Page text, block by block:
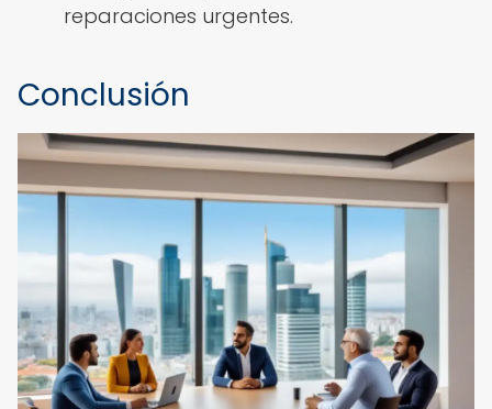
reparaciones urgentes.
Conclusión